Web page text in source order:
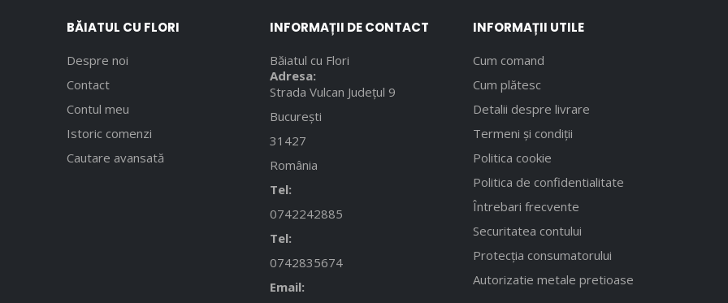
BĂIATUL CU FLORI
Despre noi
Contact
Contul meu
Istoric comenzi
Cautare avansată
INFORMAȚII DE CONTACT
Băiatul cu Flori
Adresa:
Strada Vulcan Județul 9
București
31427
România
Tel:
0742242885
Tel:
0742835674
Email:
INFORMAȚII UTILE
Cum comand
Cum plătesc
Detalii despre livrare
Termeni și condiții
Politica cookie
Politica de confidentialitate
Întrebari frecvente
Securitatea contului
Protecția consumatorului
Autorizatie metale pretioase